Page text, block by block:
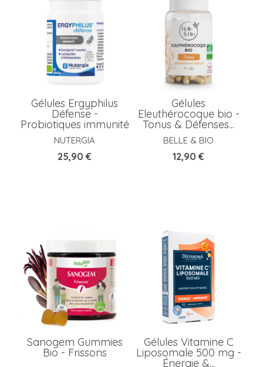
Gélules Ergyphilus
Défense -
Probiotiques immunité
NUTERGIA
Prix
25,90 €
Gélules
Eleuthérocoque bio -
Tonus & Défenses...
BELLE & BIO
Prix
12,90 €
Sanogem Gummies
Bio - Frissons
Gélules Vitamine C
Liposomale 500 mg -
Énergie &...